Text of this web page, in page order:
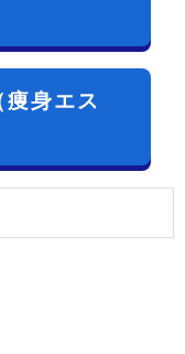
身エス